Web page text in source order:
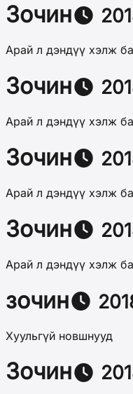
Зочин
Арай л дэндүү хэлж
Зочин
Арай л дэндүү хэлж
Зочин
Арай л дэндүү хэлж
Зочин
Арай л дэндүү хэлж
зочин
Хуульгүй новшнууд
Зочин